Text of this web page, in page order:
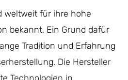
weltweit für ihre hohe
bekannt. Ein Grund dafür
Tradition und Erfahrung
Die Hersteller